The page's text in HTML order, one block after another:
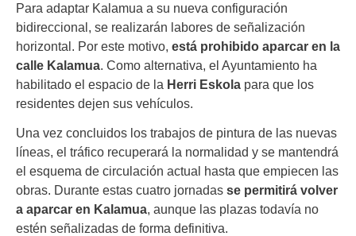
Para adaptar Kalamua a su nueva configuración
bidireccional, se realizarán labores de señalización
horizontal. Por este motivo, está prohibido aparcar en la
calle Kalamua. Como alternativa, el Ayuntamiento ha
habilitado el espacio de la Herri Eskola para que los
residentes dejen sus vehículos.
Una vez concluidos los trabajos de pintura de las nuevas
líneas, el tráfico recuperará la normalidad y se mantendrá
el esquema de circulación actual hasta que empiecen las
obras. Durante estas cuatro jornadas se permitirá volver
a aparcar en Kalamua, aunque las plazas todavía no
estén señalizadas de forma definitiva.